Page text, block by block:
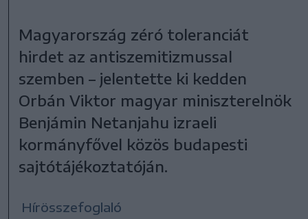
Magyarország zéró toleranciát
hirdet az antiszemitizmussal
szemben – jelentette ki kedden
Orbán Viktor magyar miniszterelnök
Benjámin Netanjahu izraeli
kormányfővel közös budapesti
sajtótájékoztatóján.
Hírösszefoglaló